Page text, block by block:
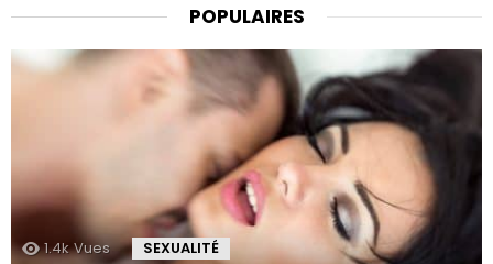
POPULAIRES
1.4k Vues SEXUALITÉ